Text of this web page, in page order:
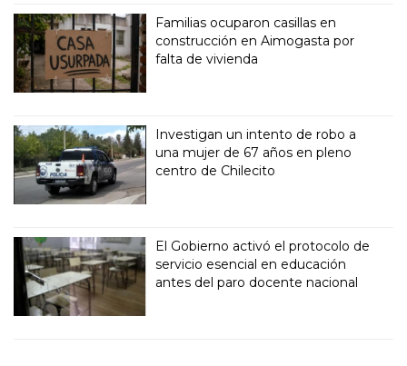
Familias ocuparon casillas en
construcción en Aimogasta por
falta de vivienda
Investigan un intento de robo a
una mujer de 67 años en pleno
centro de Chilecito
El Gobierno activó el protocolo de
servicio esencial en educación
antes del paro docente nacional